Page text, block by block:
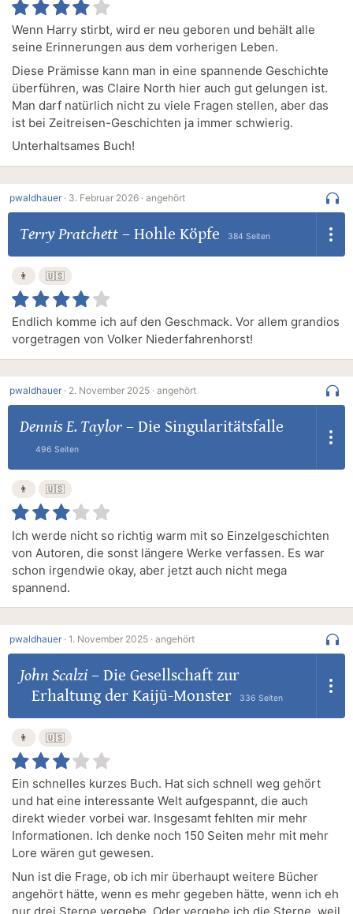
Wenn Harry stirbt, wird er neu geboren und behält alle
seine Erinnerungen aus dem vorherigen Leben.
Diese Prämisse kann man in eine spannende Geschichte
überführen, was Claire North hier auch gut gelungen ist.
Man darf natürlich nicht zu viele Fragen stellen, aber das
ist bei Zeitreisen-Geschichten ja immer schwierig.
Unterhaltsames Buch!
pwaldhauer · 3. Februar 2026 · angehört
Terry Pratchett– Hohle Köpfe 384 Seiten
👨 🇺🇸
Endlich komme ich auf den Geschmack. Vor allem grandios
vorgetragen von Volker Niederfahrenhorst!
pwaldhauer · 2. November 2025 · angehört
Dennis E. Taylor– Die Singularitätsfalle
496 Seiten
👨 🇺🇸
Ich werde nicht so richtig warm mit so Einzelgeschichten
von Autoren, die sonst längere Werke verfassen. Es war
schon irgendwie okay, aber jetzt auch nicht mega
spannend.
pwaldhauer · 1. November 2025 · angehört
John Scalzi– Die Gesellschaft zur
Erhaltung der Kaijū-Monster
336 Seiten
👨 🇺🇸
Ein schnelles kurzes Buch. Hat sich schnell weg gehört
und hat eine interessante Welt aufgespannt, die auch
direkt wieder vorbei war. Insgesamt fehlten mir mehr
Informationen. Ich denke noch 150 Seiten mehr mit mehr
Lore wären gut gewesen.
Nun ist die Frage, ob ich mir überhaupt weitere Bücher
angehört hätte, wenn es mehr gegeben hätte, wenn ich eh